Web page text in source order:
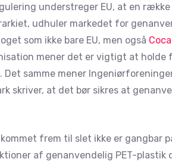
understreger EU, at en
udhuler markedet for
som ikke bare EU, men også
mener det er vigtigt at holde
. Det samme mener
skriver, at det bør sikres at
frem til slet ikke er gangbar
af genanvendelig PET-plastik